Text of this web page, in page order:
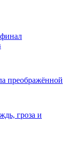
преображённой
гроза и